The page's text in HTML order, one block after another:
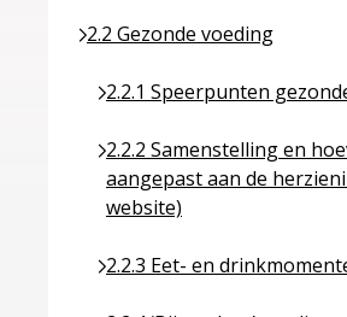
2.2 Gezonde voeding
Ga naar pagina over 2.2
2.2.1 Speerpunten
Ga naar pagina over 2.2.1
2.2.2 Samenstelling en
aangepast aan de
website)
Ga naar pagina over 2.2.2
2.2.3 Eet- en
Ga naar pagina over 2.2.3